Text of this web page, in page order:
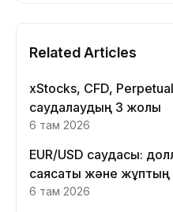
Related Articles
xStocks, CFD,
саудалаудың 3 жолы
6 там 2026
EUR/USD саудасы:
саясаты және жұптың
етеді
6 там 2026